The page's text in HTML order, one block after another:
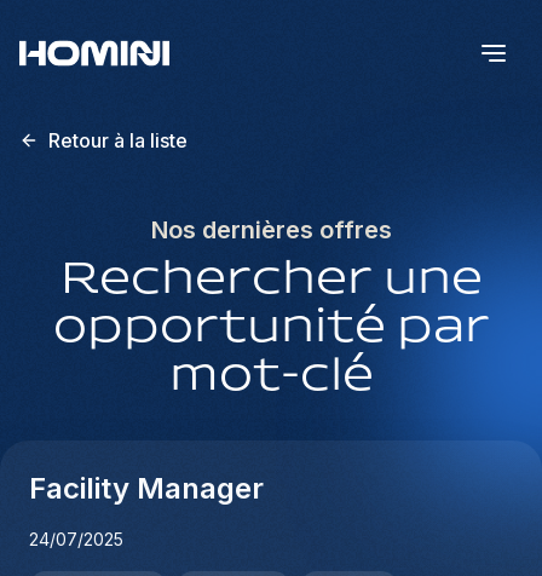
Retour à la liste
Nos dernières offres
Rechercher une
opportunité par
mot-clé
Facility Manager
24/07/2025